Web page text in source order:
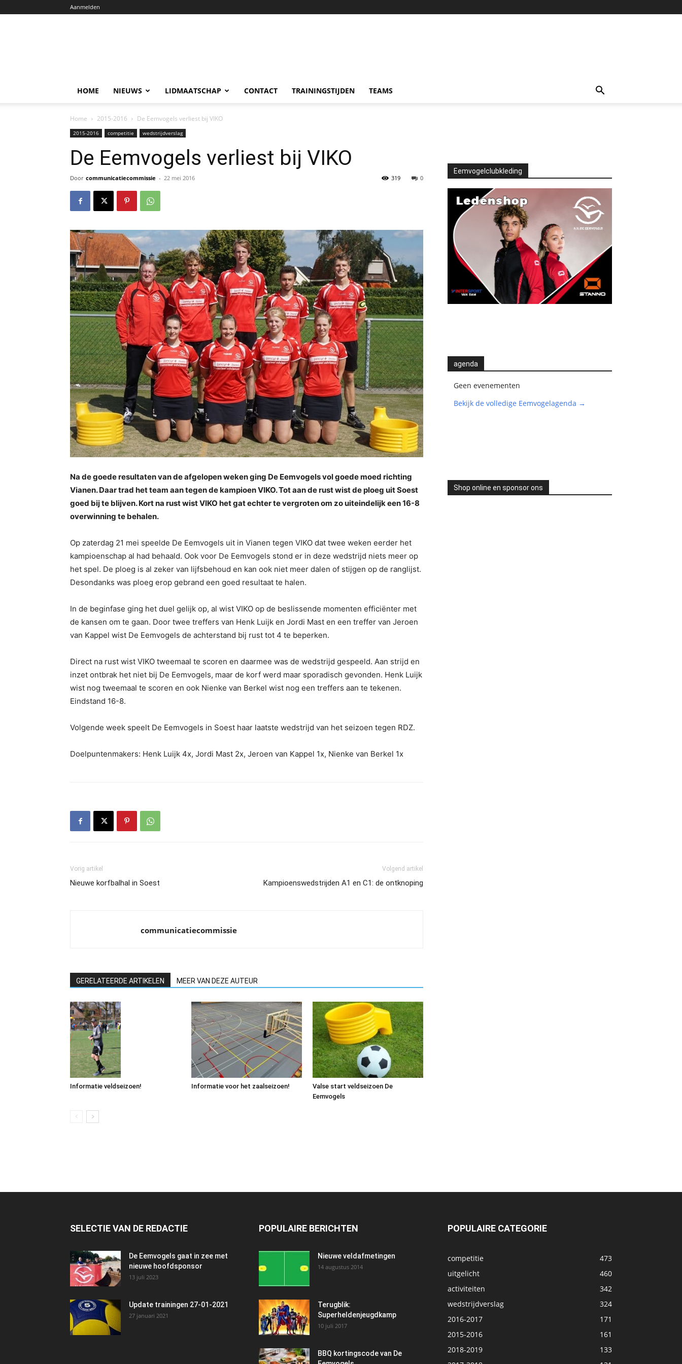
Aanmelden
HOME NIEUWS LIDMAATSCHAP CONTACT TRAININGSTIJDEN TEAMS
Home 2015-2016 De Eemvogels verliest bij VIKO
2015-2016 competitie wedstrijdverslag
De Eemvogels verliest bij VIKO
Door communicatiecommissie - 22 mei 2016 0
319
Na de goede resultaten van de afgelopen weken ging De Eemvogels vol goede moed richting
Vianen. Daar trad het team aan tegen de kampioen VIKO. Tot aan de rust wist de ploeg uit Soest
goed bij te blijven. Kort na rust wist VIKO het gat echter te vergroten om zo uiteindelijk een 16-8
overwinning te behalen.
Op zaterdag 21 mei speelde De Eemvogels uit in Vianen tegen VIKO dat twee weken eerder het
kampioenschap al had behaald. Ook voor De Eemvogels stond er in deze wedstrijd niets meer op
het spel. De ploeg is al zeker van lijfsbehoud en kan ook niet meer dalen of stijgen op de ranglijst.
Desondanks was ploeg erop gebrand een goed resultaat te halen.
In de beginfase ging het duel gelijk op, al wist VIKO op de beslissende momenten efficiënter met
de kansen om te gaan. Door twee treffers van Henk Luijk en Jordi Mast en een treffer van Jeroen
van Kappel wist De Eemvogels de achterstand bij rust tot 4 te beperken.
Direct na rust wist VIKO tweemaal te scoren en daarmee was de wedstrijd gespeeld. Aan strijd en
inzet ontbrak het niet bij De Eemvogels, maar de korf werd maar sporadisch gevonden. Henk Luijk
wist nog tweemaal te scoren en ook Nienke van Berkel wist nog een treffers aan te tekenen.
Eindstand 16-8.
Volgende week speelt De Eemvogels in Soest haar laatste wedstrijd van het seizoen tegen RDZ.
Doelpuntenmakers: Henk Luijk 4x, Jordi Mast 2x, Jeroen van Kappel 1x, Nienke van Berkel 1x
Vorig artikel
Nieuwe korfbalhal in Soest
Volgend artikel
Kampioenswedstrijden A1 en C1: de ontknoping
communicatiecommissie
GERELATEERDE ARTIKELEN MEER VAN DEZE AUTEUR
Informatie veldseizoen! Informatie voor het zaalseizoen!
Valse start veldseizoen De
Eemvogels
Eemvogelclubkleding
agenda
Geen evenementen
Bekijk de volledige Eemvogelagenda →
Shop online en sponsor ons
SELECTIE VAN DE REDACTIE
De Eemvogels gaat in zee met
nieuwe hoofdsponsor
13 juli 2023
Update trainingen 27-01-2021
27 januari 2021
POPULAIRE BERICHTEN
Nieuwe veldafmetingen
14 augustus 2014
Terugblik:
Superheldenjeugdkamp
10 juli 2017
BBQ kortingscode van De
POPULAIRE CATEGORIE
competitie
473
uitgelicht
460
activiteiten
342
wedstrijdverslag
324
2016-2017
171
2015-2016
161
2018-2019
133